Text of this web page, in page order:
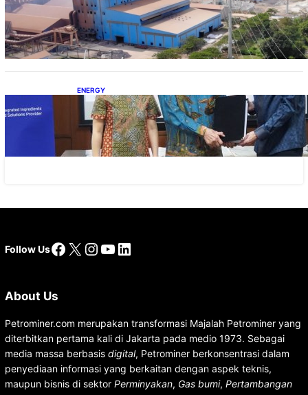
Manfaat Hilirisasi Belum Merata, Pemerintah
Perlu Kaji Ulang Skema DBH
ENERGY
Dukung Operasional, Lautan Luas Perkuat
Implementasi Solusi Energi Terbarukan
Follow UsFacebook
X Instagram
YouTube
LinkedIn
About Us
Petrominer.com merupakan transformasi Majalah Petrominer yang
diterbitkan pertama kali di Jakarta pada medio 1973. Sebagai
media massa berbasis digital, Petrominer berkonsentrasi dalam
penyediaan informasi yang berkaitan dengan aspek teknis,
maupun bisnis di sektor Perminyakan, Gas bumi, Pertambangan